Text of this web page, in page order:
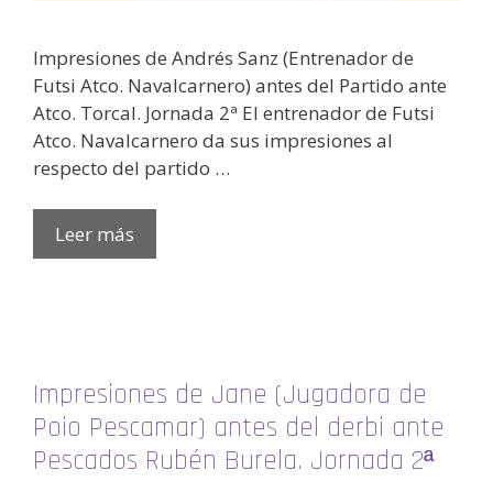
Impresiones de Andrés Sanz (Entrenador de
Futsi Atco. Navalcarnero) antes del Partido ante
Atco. Torcal. Jornada 2ª El entrenador de Futsi
Atco. Navalcarnero da sus impresiones al
respecto del partido …
Leer más
Impresiones de Jane (Jugadora de
Poio Pescamar) antes del derbi ante
Pescados Rubén Burela. Jornada 2ª